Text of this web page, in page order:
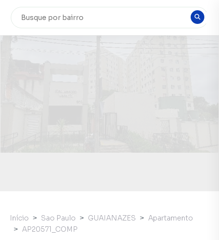
Início Sao Paulo GUAIANAZES
Apartamento
AP20571_COMP